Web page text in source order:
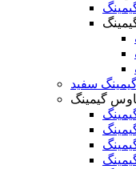
سفید
گیمینگ